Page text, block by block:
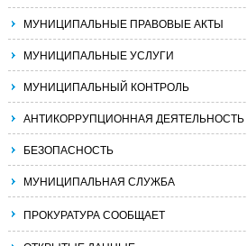
МУНИЦИПАЛЬНЫЕ ПРАВОВЫЕ АКТЫ
МУНИЦИПАЛЬНЫЕ УСЛУГИ
МУНИЦИПАЛЬНЫЙ КОНТРОЛЬ
АНТИКОРРУПЦИОННАЯ ДЕЯТЕЛЬНОСТЬ
БЕЗОПАСНОСТЬ
МУНИЦИПАЛЬНАЯ СЛУЖБА
ПРОКУРАТУРА СООБЩАЕТ